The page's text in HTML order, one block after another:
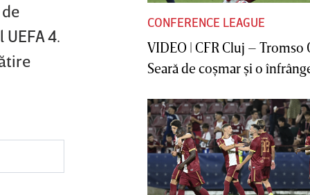
4.
CONFERENCE LEAGUE
VIDEO | CFR Cluj – Tromso
Seară de coşmar şi o